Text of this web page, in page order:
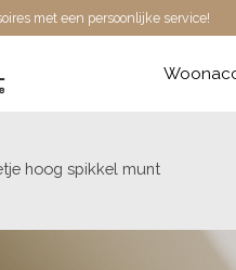
met een persoonlijke service!
hoog spikkel munt
Product image slideshow